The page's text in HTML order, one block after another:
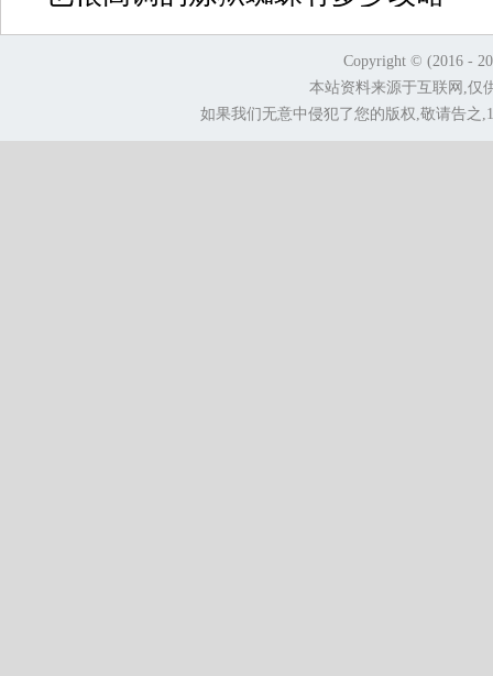
Copyright © (2016 -
本站资料来源于互联网,仅
如果我们无意中侵犯了您的版权,敬请告之